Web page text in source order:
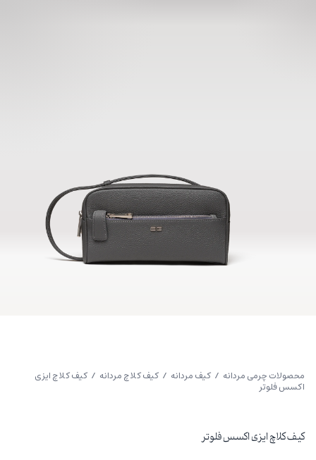
محصولات چرمی مردانه / کیف مردانه / کیف کلاچ مردانه / کیف کلاچ ایزی
اکسس فلوتر
کیف کلاچ ایزی اکسس فلوتر